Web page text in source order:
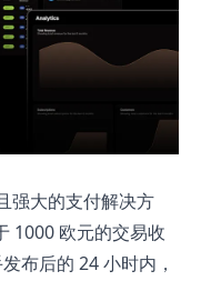
强大的支付解决方
1000 欧元的交易收
布后的 24 小时内，